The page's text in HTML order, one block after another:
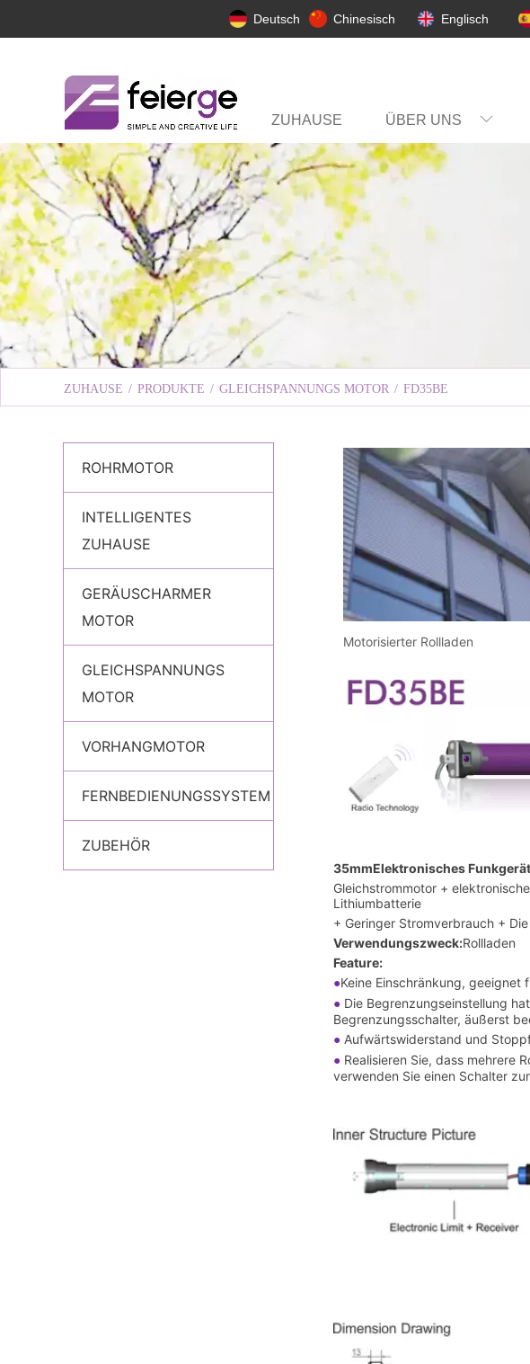
Deutsch Chinesisch Englisch
ZUHAUSE ÜBER UNS
ZUHAUSE / PRODUKTE / GLEICHSPANNUNGS MOTOR / FD35BE
ROHRMOTOR
INTELLIGENTES
ZUHAUSE
GERÄUSCHARMER
MOTOR
GLEICHSPANNUNGS
MOTOR
VORHANGMOTOR
FERNBEDIENUNGSSYSTEM
ZUBEHÖR